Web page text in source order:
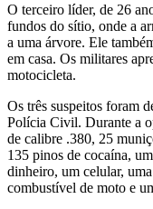
O terceiro líder, de 26
fundos do sítio, onde a
a uma árvore. Ele
em casa. Os militares
motocicleta.
Os três suspeitos foram
Polícia Civil. Durante a
de calibre .380, 25
135 pinos de cocaína,
dinheiro, um celular,
combustível de moto e